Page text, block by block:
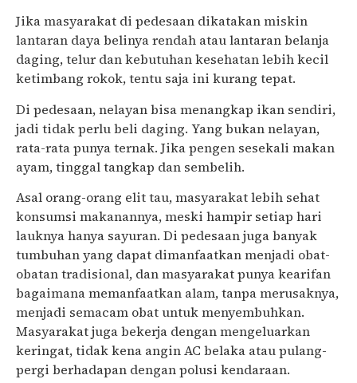
Jika masyarakat di pedesaan dikatakan miskin
lantaran daya belinya rendah atau lantaran belanja
daging, telur dan kebutuhan kesehatan lebih kecil
ketimbang rokok, tentu saja ini kurang tepat.
Di pedesaan, nelayan bisa menangkap ikan sendiri,
jadi tidak perlu beli daging. Yang bukan nelayan,
rata-rata punya ternak. Jika pengen sesekali makan
ayam, tinggal tangkap dan sembelih.
Asal orang-orang elit tau, masyarakat lebih sehat
konsumsi makanannya, meski hampir setiap hari
lauknya hanya sayuran. Di pedesaan juga banyak
tumbuhan yang dapat dimanfaatkan menjadi obat-
obatan tradisional, dan masyarakat punya kearifan
bagaimana memanfaatkan alam, tanpa merusaknya,
menjadi semacam obat untuk menyembuhkan.
Masyarakat juga bekerja dengan mengeluarkan
keringat, tidak kena angin AC belaka atau pulang-
pergi berhadapan dengan polusi kendaraan.